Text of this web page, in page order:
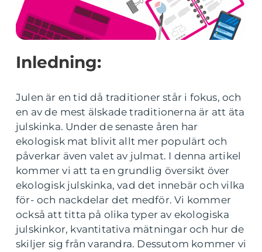
Inledning:
Julen är en tid då traditioner står i fokus, och
en av de mest älskade traditionerna är att äta
julskinka. Under de senaste åren har
ekologisk mat blivit allt mer populärt och
påverkar även valet av julmat. I denna artikel
kommer vi att ta en grundlig översikt över
ekologisk julskinka, vad det innebär och vilka
för- och nackdelar det medför. Vi kommer
också att titta på olika typer av ekologiska
julskinkor, kvantitativa mätningar och hur de
skiljer sig från varandra. Dessutom kommer vi